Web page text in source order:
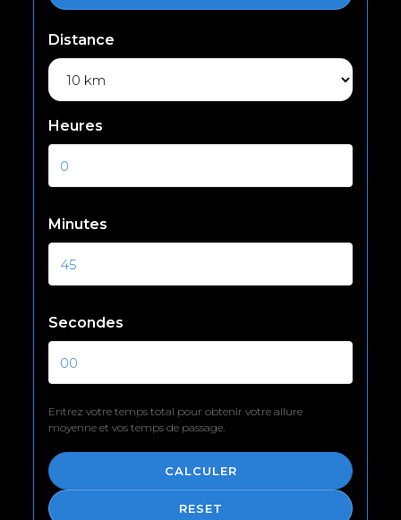
Distance
Heures
Minutes
Secondes
Entrez votre temps total pour obtenir votre allure
moyenne et vos temps de passage.
CALCULER
RESET